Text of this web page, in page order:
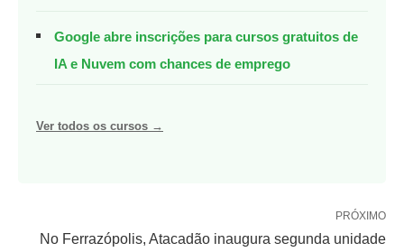
Google abre inscrições para cursos gratuitos de
IA e Nuvem com chances de emprego
Ver todos os cursos →
PRÓXIMO
No Ferrazópolis, Atacadão inaugura segunda unidade